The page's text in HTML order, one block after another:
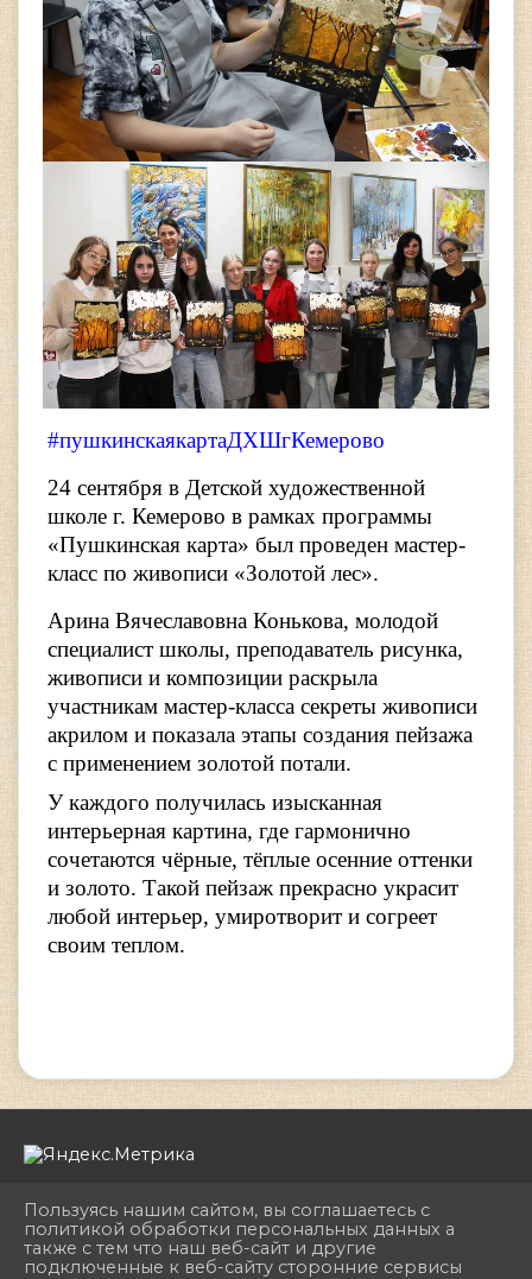
#пушкинскаякартаДХШгКемерово
24 сентября в Детской художественной
школе г. Кемерово в рамках программы
«Пушкинская карта» был проведен мастер-
класс по живописи «Золотой лес».
Арина Вячеславовна Конькова, молодой
специалист школы, преподаватель рисунка,
живописи и композиции раскрыла
участникам мастер-класса секреты живописи
акрилом и показала этапы создания пейзажа
с применением золотой потали.
У каждого получилась изысканная
интерьерная картина, где гармонично
сочетаются чёрные, тёплые осенние оттенки
и золото. Такой пейзаж прекрасно украсит
любой интерьер, умиротворит и согреет
своим теплом.
Пользуясь нашим сайтом, вы соглашаетесь с
политикой обработки персональных данных а
также с тем что наш веб-сайт и другие
подключенные к веб-сайту сторонние сервисы